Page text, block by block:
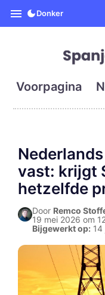
Donker
Voorpagina
vast: krijgt
hetzelfde
Door Remco
19 mei 2026 om
Bijgewerkt op: 14